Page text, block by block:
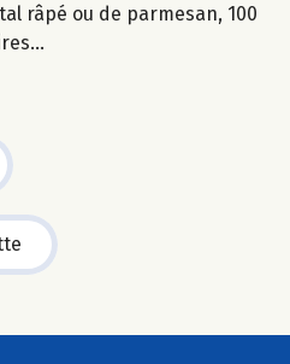
râpé ou de parmesan, 100